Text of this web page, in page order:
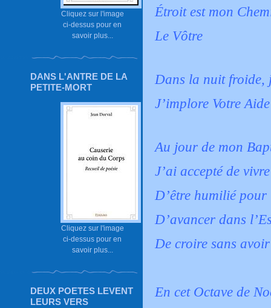
Cliquez sur l'image
ci-dessus pour en
savoir plus...
DANS L'ANTRE DE LA
PETITE-MORT
Cliquez sur l'image
ci-dessus pour en
savoir plus...
DEUX POETES LEVENT
LEURS VERS
Étroit est mon
Le Vôtre
Dans la nuit froide,
J’implore Votre Aide
Au jour de mon
J’ai accepté de
D’être humilié pour
D’avancer dans
De croire sans
En cet Octave de